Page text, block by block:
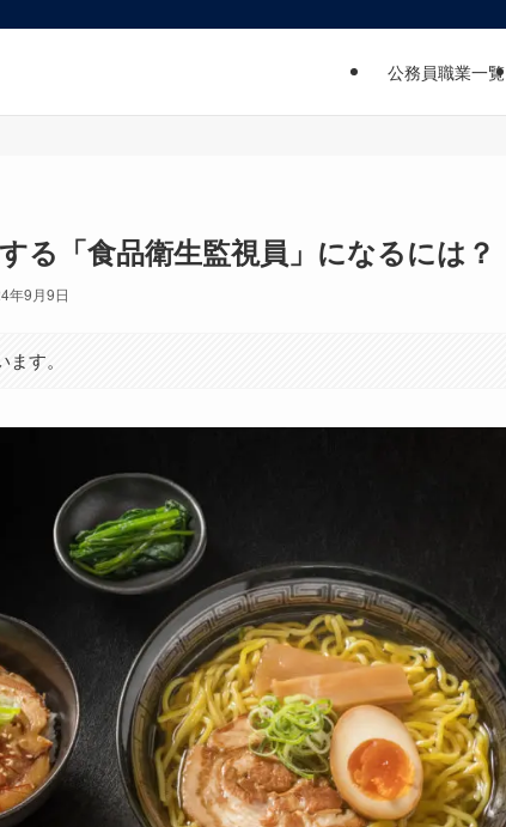
公務員職業一覧
る「食品衛生監視員」になるには？
年9月9日
す。